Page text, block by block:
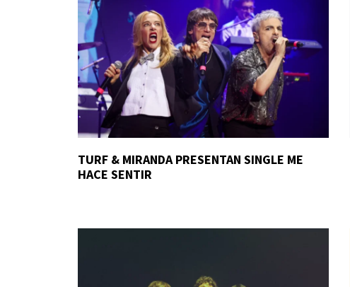
TURF & MIRANDA PRESENTAN SINGLE ME
HACE SENTIR